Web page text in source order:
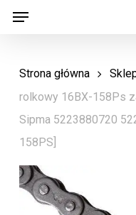
Skip
content
Menu
Strona główna
rolkowy 16BX-158Ps
Sipma 5223880720
158PS]
Menu